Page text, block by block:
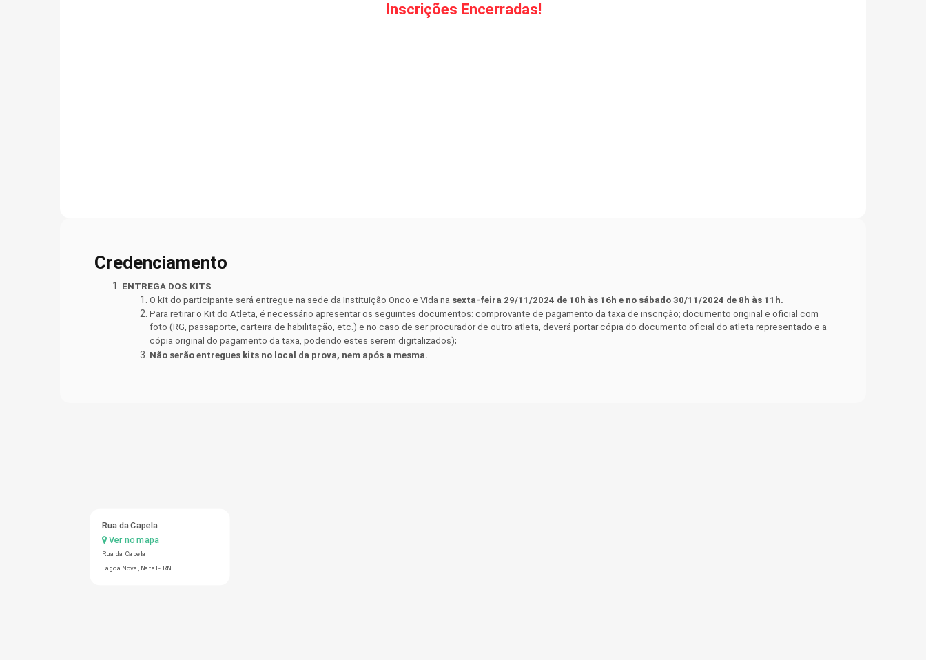
Inscrições Encerradas!
Credenciamento
ENTREGA DOS KITS
O kit do participante será entregue na sede da Instituição Onco e Vida na sexta-feira 29/11/2024 de 10h às 16h e no sábado 30/11/2024 de 8h às 11h.
Para retirar o Kit do Atleta, é necessário apresentar os seguintes documentos: comprovante de pagamento da taxa de inscrição; documento original e oficial com
foto (RG, passaporte, carteira de habilitação, etc.) e no caso de ser procurador de outro atleta, deverá portar cópia do documento oficial do atleta representado e a
cópia original do pagamento da taxa, podendo estes serem digitalizados);
Não serão entregues kits no local da prova, nem após a mesma.
Rua da Capela
Ver no mapa
Rua da Capela
Lagoa Nova, Natal - RN